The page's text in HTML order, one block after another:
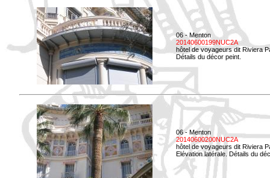
06 - Menton
20140600199NUC2A
hôtel de voyageurs dit Riviera
Détails du décor peint.
06 - Menton
20140600200NUC2A
hôtel de voyageurs dit Riviera
Elévation latérale. Détails du